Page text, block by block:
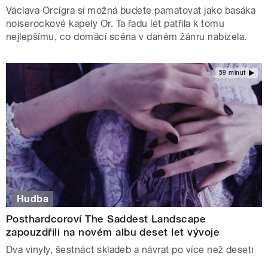
Václava Orcígra si možná budete pamatovat jako basáka
noiserockové kapely Or. Ta řadu let patřila k tomu
nejlepšímu, co domácí scéna v daném žánru nabízela.
59 minut
Hudba
Posthardcoroví The Saddest Landscape
zapouzdřili na novém albu deset let vývoje
Dva vinyly, šestnáct skladeb a návrat po více než deseti